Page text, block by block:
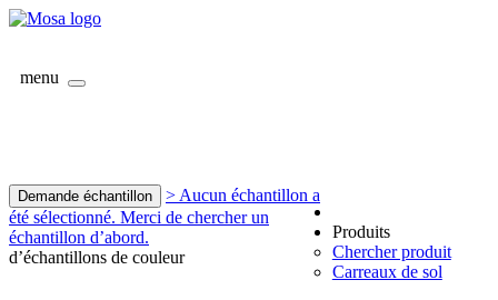
menu
Demande échantillon
> Aucun échantillon a
été sélectionné. Merci de chercher un
échantillon d’abord.
d’échantillons de couleur
Produits
Chercher produit
Carreaux de sol